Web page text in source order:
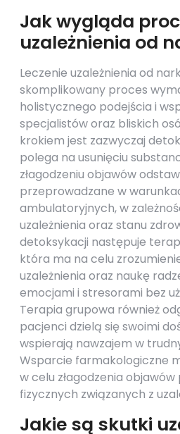
Jak wygląda
uzależnienia od
Leczenie uzależnienia od
skomplikowany proces
holistycznego podejścia i
specjalistów oraz bliskich
krokiem jest zazwyczaj
polega na usunięciu
złagodzeniu objawów
przeprowadzane w
ambulatoryjnych, w
uzależnienia oraz stanu
detoksykacji następuje
która ma na celu
uzależnienia oraz naukę
emocjami i stresorami bez
Terapia grupowa również
pacjenci dzielą się swoimi
wspierają nawzajem w
Wsparcie farmakologiczne
w celu złagodzenia
fizycznych związanych z
Jakie są skutki